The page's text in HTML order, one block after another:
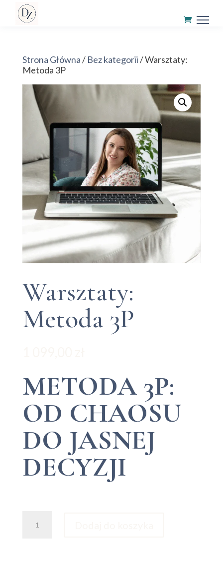
Strona Główna/ Bez kategorii/ Warsztaty:
Metoda 3P
Warsztaty:
Metoda 3P
METODA 3P:
OD CHAOSU
DO JASNEJ
DECYZJI
Warsztaty: